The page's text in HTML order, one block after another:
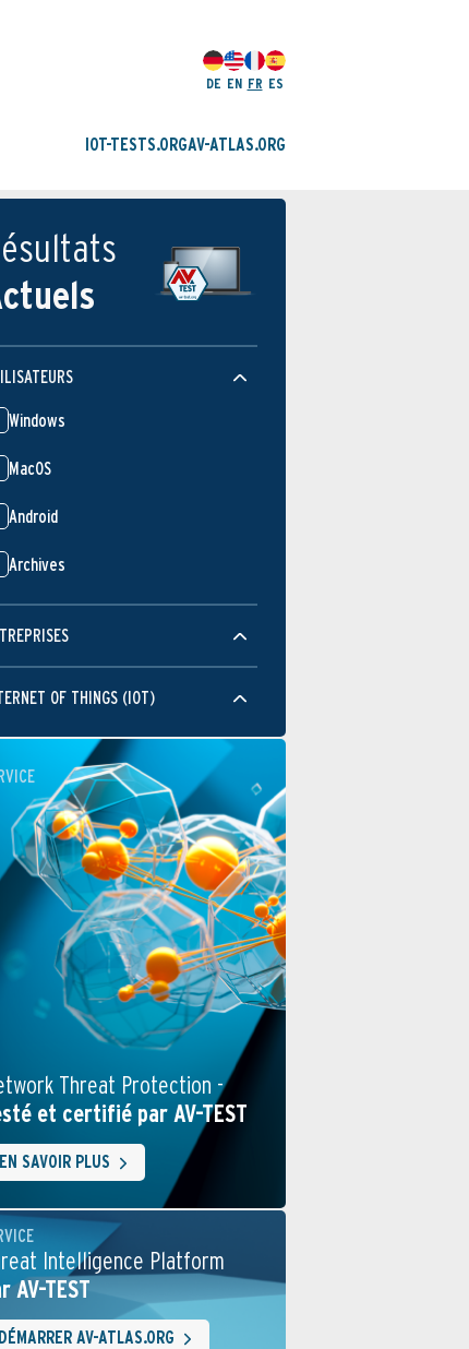
DE EN FR ES
IOT-TESTS.ORGAV-ATLAS.ORG
Windows
MacOS
Android
Archives
OF THINGS (IOT)
Threat Protection -
et certifié par AV-TEST
EN SAVOIR PLUS
Intelligence Platform
AV-TEST
DÉMARRER AV-ATLAS.ORG